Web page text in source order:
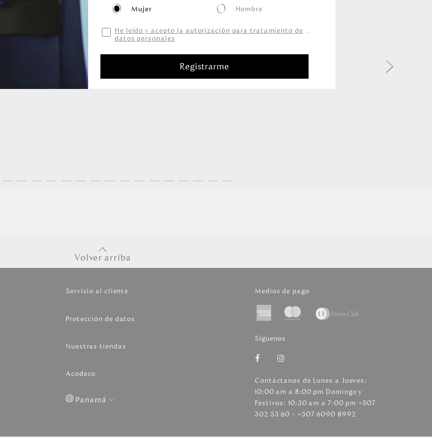
Volver arriba
Servicio al cliente
Protección de datos
Nuestras tiendas
Acodeco
Panamá
Medios de pago
Síguenos
Contáctanos de Lunes a Jueves:
10:00 am a 8:00 pm Domingo y
Festivos: 10:30 am a 7:00 pm +507
302 53 60 - +507 6090 8992
Mujer Hombre
He leído y acepto la autorización para tratamiento de
datos personales
.
Registrarme